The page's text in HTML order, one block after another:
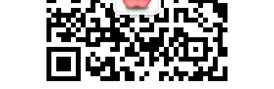
北证50 1134.24 +11.37 +1.01%